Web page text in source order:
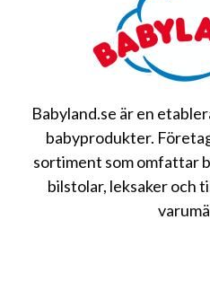
Babyland.se är en
babyprodukter.
sortiment som omfattar
bilstolar, leksaker och